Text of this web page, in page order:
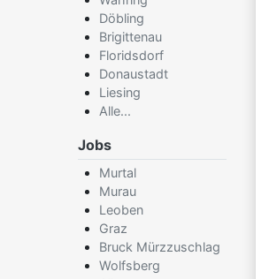
Döbling
Brigittenau
Floridsdorf
Donaustadt
Liesing
Alle...
Jobs
Murtal
Murau
Leoben
Graz
Bruck Mürzzuschlag
Wolfsberg